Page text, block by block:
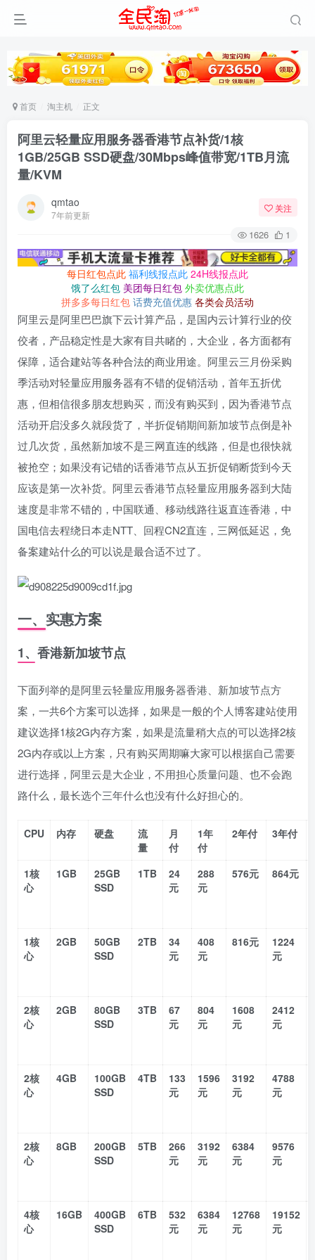
首页 淘主机 正文
阿里云轻量应用服务器香港节点补货/1核
1GB/25GB SSD硬盘/30Mbps峰值带宽/1TB月流
量/KVM
qmtao
7年前更新
关注
1626 1
每日红包点此 福利线报点此 24H线报点此
饿了么红包 美团每日红包 外卖优惠点此
拼多多每日红包 话费充值优惠 各类会员活动
阿里云是阿里巴巴旗下云计算产品，是国内云计算行业的佼
佼者，产品稳定性是大家有目共睹的，大企业，各方面都有
保障，适合建站等各种合法的商业用途。阿里云三月份采购
季活动对轻量应用服务器有不错的促销活动，首年五折优
惠，但相信很多朋友想购买，而没有购买到，因为香港节点
活动开启没多久就段货了，半折促销期间新加坡节点倒是补
过几次货，虽然新加坡不是三网直连的线路，但是也很快就
被抢空；如果没有记错的话香港节点从五折促销断货到今天
应该是第一次补货。阿里云香港节点轻量应用服务器到大陆
速度是非常不错的，中国联通、移动线路往返直连香港，中
国电信去程绕日本走NTT、回程CN2直连，三网低延迟，免
备案建站什么的可以说是最合适不过了。
一、实惠方案
1、香港新加坡节点
下面列举的是阿里云轻量应用服务器香港、新加坡节点方
案，一共6个方案可以选择，如果是一般的个人博客建站使用
建议选择1核2G内存方案，如果是流量稍大点的可以选择2核
2G内存或以上方案，只有购买周期嘛大家可以根据自己需要
进行选择，阿里云是大企业，不用担心质量问题、也不会跑
路什么，最长选个三年什么也没有什么好担心的。
CPU 内存 硬盘
流
量
月
付
1年
付
2年付 3年付
1核
心
1GB
25GB
SSD
1TB
24
元
288
元
576元 864元
1核
心
2GB
50GB
SSD
2TB
34
元
408
元
816元
1224
元
2核
心
2GB
80GB
SSD
3TB
67
元
804
元
1608
元
2412
元
2核
心
4GB
100GB
SSD
4TB
133
元
1596
元
3192
元
4788
元
2核
心
8GB
200GB
SSD
5TB
266
元
3192
元
6384
元
9576
元
4核
心
16GB
400GB
SSD
6TB
532
元
6384
元
12768
元
19152
元